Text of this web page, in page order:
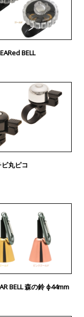
BELL
丸ピコ
BELL 森の鈴 φ44mm